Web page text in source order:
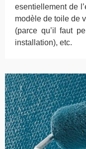
esentiellement de
modèle de toile de
(parce qu’il faut
installation), etc.